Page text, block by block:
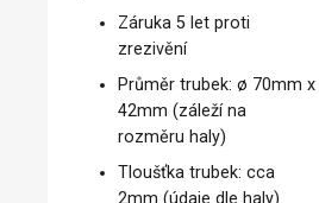
Záruka 5 let proti
zrezivění
Průměr trubek: ø 70mm x
42mm (záleží na
rozměru haly)
Tloušťka trubek: cca